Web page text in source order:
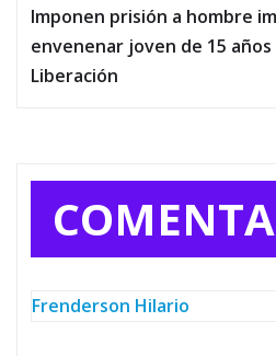
Imponen prisión a hombre
envenenar joven de 15 años
Liberación
Frenderson Hilario